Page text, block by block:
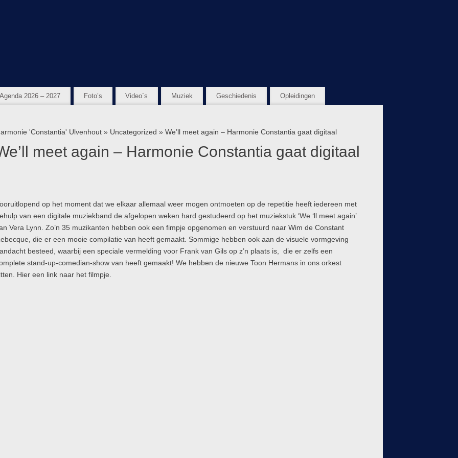
Agenda 2026 – 2027 Foto’s Video´s Muziek Geschiedenis Opleidingen
'Constantia' Ulvenhout » Uncategorized » We’ll meet again – Harmonie Constantia gaat digitaal
meet again – Harmonie Constantia gaat digitaal
op het moment dat we elkaar allemaal weer mogen ontmoeten op de repetitie heeft iedereen met
van een digitale muziekband de afgelopen weken hard gestudeerd op het muziekstuk ‘We ‘ll meet again’
Vera Lynn. Zo’n 35 muzikanten hebben ook een fimpje opgenomen en verstuurd naar Wim de Constant
die er een mooie compilatie van heeft gemaakt. Sommige hebben ook aan de visuele vormgeving
besteed, waarbij een speciale vermelding voor Frank van Gils op z’n plaats is, die er zelfs een
stand-up-comedian-show van heeft gemaakt! We hebben de nieuwe Toon Hermans in ons orkest
Hier een link naar het filmpje.